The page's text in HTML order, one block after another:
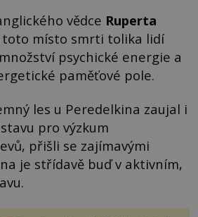
vědce Ruperta
toto místo smrti tolika lidí
psychické energie a
paměťové pole.
les u Peredelkina zaujal i
pro výzkum
přišli se zajímavými
je střídavě buď v aktivním,